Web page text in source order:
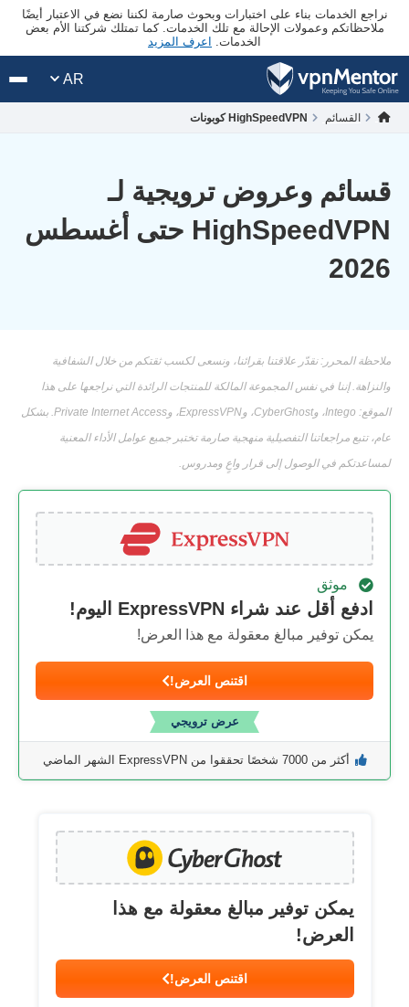
نراجع الخدمات بناء على اختبارات وبحوث صارمة لكننا نضع في الاعتبار أيضًا
ملاحظاتكم وعمولات الإحالة مع تلك الخدمات. كما تمتلك شركتنا الأم بعض
الخدمات. اعرف المزيد
AR
القسائم HighSpeedVPN كوبونات
قسائم وعروض ترويجية لـ
HighSpeedVPN حتى أغسطس
2026
ملاحظة المحرر: نقدّر علاقتنا بقرائنا، ونسعى لكسب ثقتكم من خلال الشفافية
والنزاهة. إننا في نفس المجموعة المالكة للمنتجات الرائدة التي نراجعها على هذا
الموقع: Intego، وCyberGhost، وExpressVPN، وPrivate Internet Access. بشكل
عام، تتبع مراجعاتنا التفصيلية منهجية صارمة تختبر جميع عوامل الأداء المعنية
لمساعدتكم في الوصول إلى قرار واعٍ ومدروس.
موثق
ادفع أقل عند شراء ExpressVPN اليوم!
يمكن توفير مبالغ معقولة مع هذا العرض!
اقتنص العرض!
عرض ترويجي
أكثر من 7000 شخصًا تحققوا من ExpressVPN الشهر الماضي
يمكن توفير مبالغ معقولة مع هذا
العرض!
اقتنص العرض!